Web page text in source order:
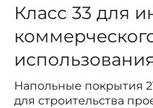
Класс 33 для
Напольные покрытия
для строительства